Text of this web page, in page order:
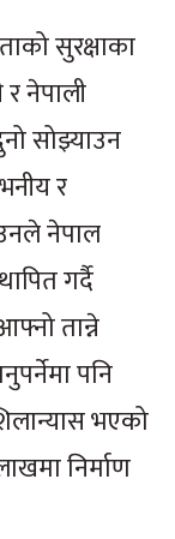
सुरक्षाका
र नेपाली
सोझ्याउन
र
नेपाल
गर्दै
तान्ने
पनि
भएको
निर्माण